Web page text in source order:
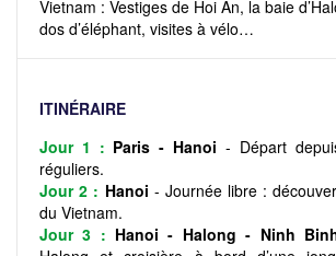
Vietnam : Vestiges de Hoi An, la baie
dos d’éléphant, visites à vélo…
ITINÉRAIRE
Jour 1 : Paris - Hanoi - Départ
réguliers.
Jour 2 : Hanoi - Journée libre :
du Vietnam.
Jour 3 : Hanoi - Halong - Ninh